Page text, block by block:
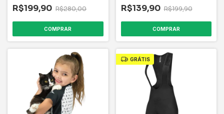
R$199,90 R$280,00
COMPRAR
R$139,90 R$199,90
COMPRAR
GRÁTIS